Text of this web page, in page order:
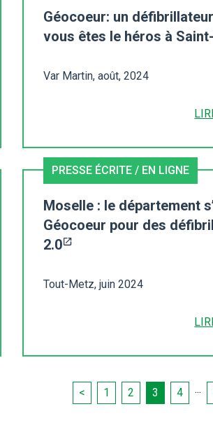
Géocoeur: un
vous êtes le héros à
Var Martin, août, 2024
PRESSE ÉCRITE / EN LIGNE
Moselle : le département
Géocoeur pour des
2.0
Tout-Metz, juin 2024
< 1 2 3 4 ...